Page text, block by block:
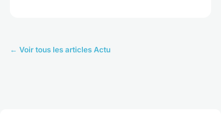
← Voir tous les articles Actu